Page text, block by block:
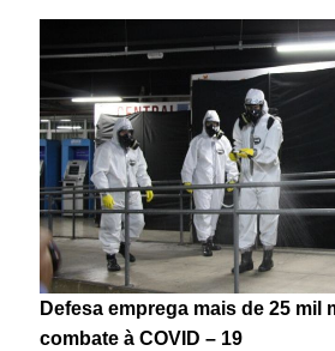
Defesa emprega mais de 25 mil
combate à COVID – 19